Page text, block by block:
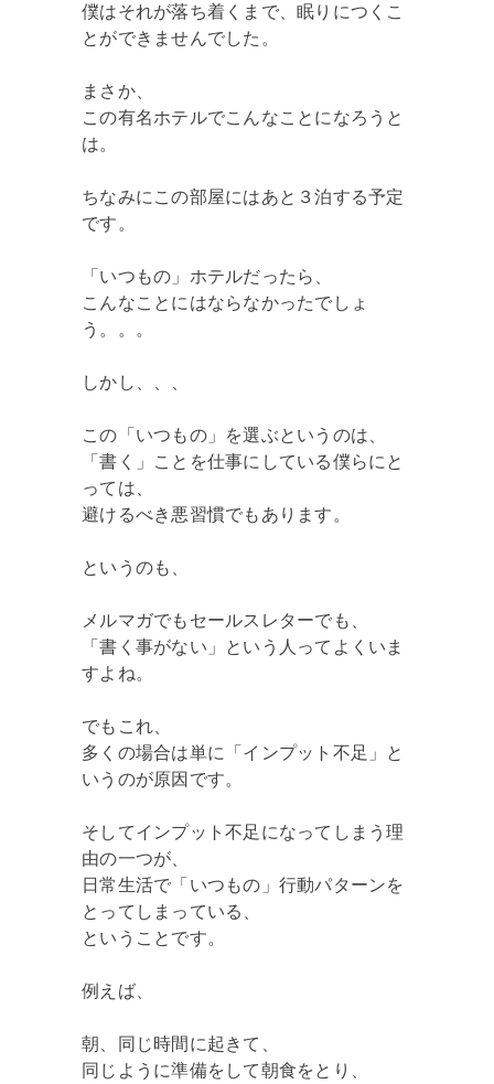
僕はそれが落ち着くまで、眠りにつくこ
とができませんでした。
まさか、
この有名ホテルでこんなことになろうと
は。
ちなみにこの部屋にはあと３泊する予定
です。
「いつもの」ホテルだったら、
こんなことにはならなかったでしょ
う。。。
しかし、、、
この「いつもの」を選ぶというのは、
「書く」ことを仕事にしている僕らにと
っては、
避けるべき悪習慣でもあります。
というのも、
メルマガでもセールスレターでも、
「書く事がない」という人ってよくいま
すよね。
でもこれ、
多くの場合は単に「インプット不足」と
いうのが原因です。
そしてインプット不足になってしまう理
由の一つが、
日常生活で「いつもの」行動パターンを
とってしまっている、
ということです。
例えば、
朝、同じ時間に起きて、
同じように準備をして朝食をとり、